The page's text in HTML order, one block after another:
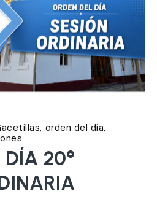
orden del día
DÍA 20°